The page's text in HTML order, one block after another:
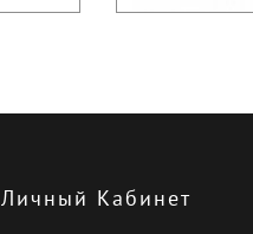
Личный Кабинет